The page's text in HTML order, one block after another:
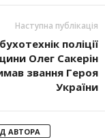
Наступна публікація
поліції
Олег Сакерін
звання Героя
України
АВТОРА